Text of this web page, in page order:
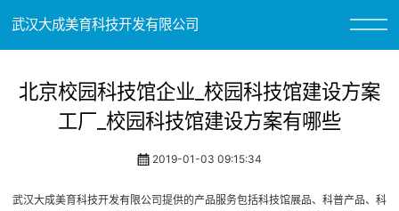
武汉大成美育科技开发有限公司
北京校园科技馆企业_校园科技馆建设方案
工厂_校园科技馆建设方案有哪些
2019-01-03 09:15:34
武汉大成美育科技开发有限公司提供的产品服务包括科技馆展品、科普产品、科